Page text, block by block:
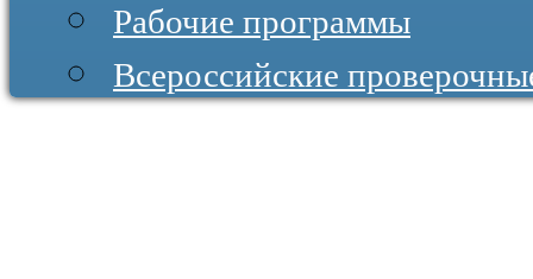
Рабочие программы
Всероссийские